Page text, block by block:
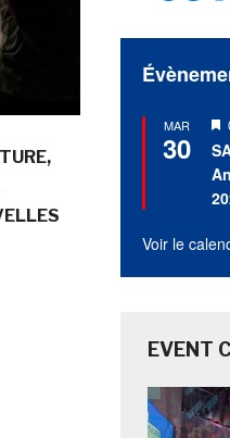
MAR
30
Voir le
EVENT